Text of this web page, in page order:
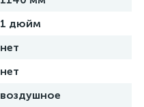
1 дюйм
нет
нет
воздушное